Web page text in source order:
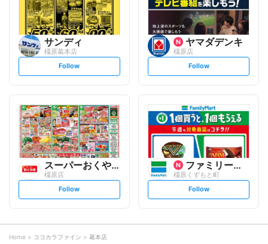
サンディ
橿原葛本店
s
t
l
o
w
Follow
ヤマダデンキ
橿原店
s
t
l
o
w
Follow
スーパーおくやま
橿原店
s
t
o
w
Follow
ファミリーマート
橿原くずもと町
s
t
Follow
Home ココカラファイン 葛本店